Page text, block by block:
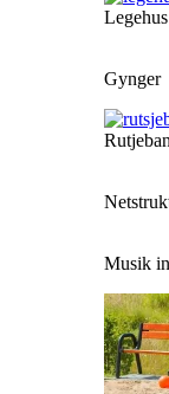
Legehus
Gynger
Musik